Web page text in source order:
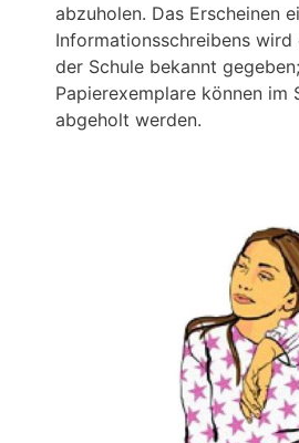
abzuholen. Das Erscheinen
Informationsschreibens wird
der Schule bekannt gegeben;
Papierexemplare können im
abgeholt werden.